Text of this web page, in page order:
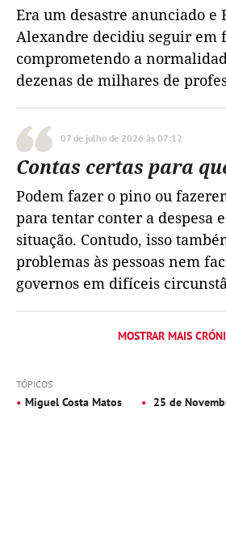
Era um desastre anunciado e
Alexandre decidiu seguir em
comprometendo a
dezenas de milhares de
07 de julho de 2026 às 07:12
Contas certas para
Podem fazer o pino ou
para tentar conter a despesa
situação. Contudo, isso
problemas às pessoas nem
governos em difíceis
MOSTRAR MAIS
TÓPICOS
Miguel Costa Matos 25 de